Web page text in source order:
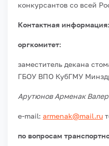
конкурсантов со всей
Контактная информация:
оргкомитет:
заместитель декана
ГБОУ ВПО КубГМУ
Арутюнов Арменак
e-mail: armenak@mail.ru
по вопросам